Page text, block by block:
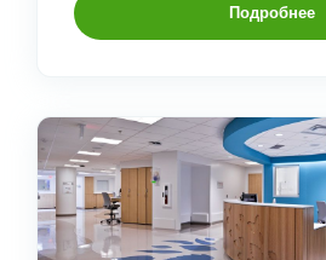
Подробнее